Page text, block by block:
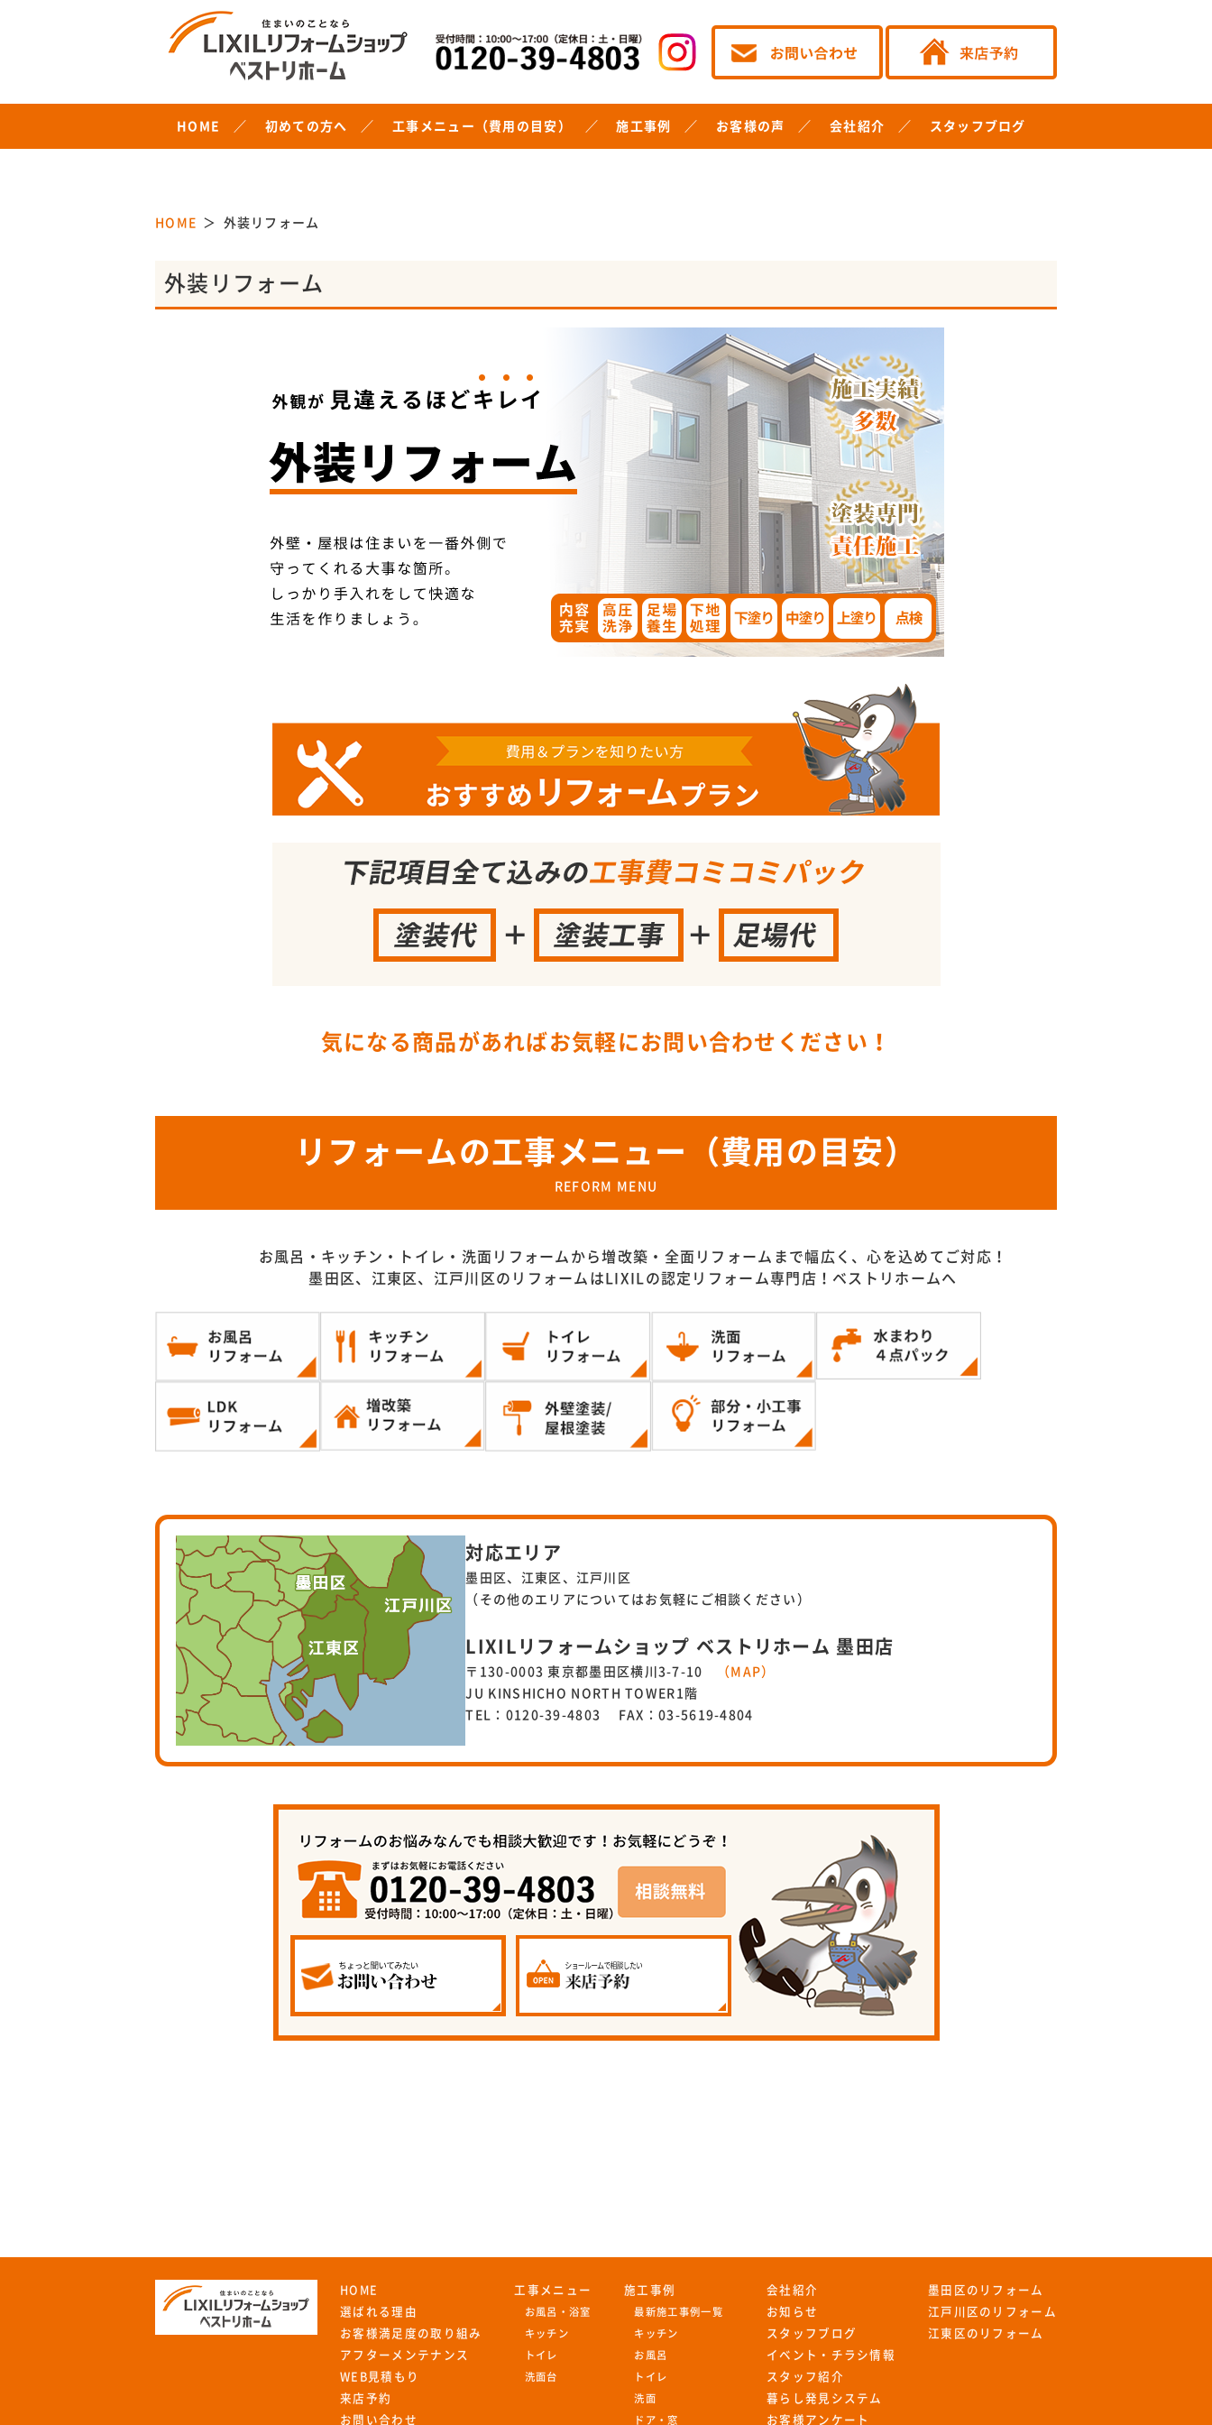
HOME 初めての方へ 工事メニュー（費用の目安） 施工事例 お客様の声 会社紹介 スタッフブログ
HOME 外装リフォーム
外装リフォーム
気になる商品があればお気軽にお問い合わせください！
リフォームの工事メニュー（費用の目安）
REFORM MENU
お風呂・キッチン・トイレ・洗面リフォームから増改築・全面リフォームまで幅広く、心を込めてご対応！
墨田区、江東区、江戸川区のリフォームはLIXILの認定リフォーム専門店！ベストリホームへ
対応エリア
墨田区、江東区、江戸川区
（その他のエリアについてはお気軽にご相談ください）
LIXILリフォームショップ ベストリホーム 墨田店
〒130-0003 東京都墨田区横川3-7-10
（MAP）
JU KINSHICHO NORTH TOWER1階
TEL：0120-39-4803 FAX：03-5619-4804
HOME
選ばれる理由
お客様満足度の取り組み
アフターメンテナンス
WEB見積もり
来店予約
お問い合わせ
工事メニュー
お風呂・浴室
キッチン
トイレ
洗面台
施工事例
最新施工事例一覧
キッチン
お風呂
トイレ
洗面
ドア・窓
会社紹介
お知らせ
スタッフブログ
イベント・チラシ情報
スタッフ紹介
暮らし発見システム
お客様アンケート
墨田区のリフォーム
江戸川区のリフォーム
江東区のリフォーム